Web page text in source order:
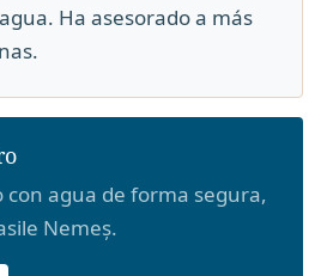
Ha asesorado a más
con agua de forma segura,
Nemeș.